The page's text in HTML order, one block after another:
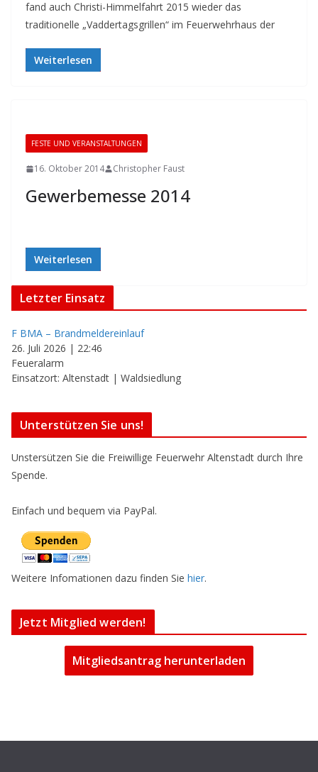
fand auch Christi-Himmelfahrt 2015 wieder das
traditionelle „Vaddertagsgrillen“ im Feuerwehrhaus der
Weiterlesen
FESTE UND VERANSTALTUNGEN
16. Oktober 2014 Christopher Faust
Gewerbemesse 2014
Weiterlesen
Letzter Einsatz
F BMA – Brandmeldereinlauf
26. Juli 2026 | 22:46
Feueralarm
Einsatzort: Altenstadt | Waldsiedlung
Unterstützen Sie uns!
Unstersützen Sie die Freiwillige Feuerwehr Altenstadt durch Ihre
Spende.
Einfach und bequem via PayPal.
Weitere Infomationen dazu finden Sie hier.
Jetzt Mitglied werden!
Mitgliedsantrag herunterladen